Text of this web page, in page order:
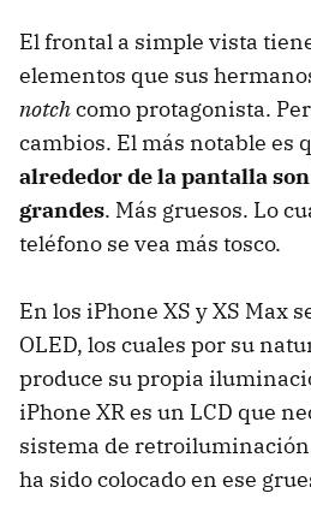
El frontal a simple vista
elementos que sus
notchcomo protagonista.
cambios. El más notable es
alrededor de la pantalla
grandes. Más gruesos. Lo
teléfono se vea más tosco.
En los iPhone XS y XS Max
OLED, los cuales por su
produce su propia
iPhone XR es un LCD que
sistema de
ha sido colocado en ese